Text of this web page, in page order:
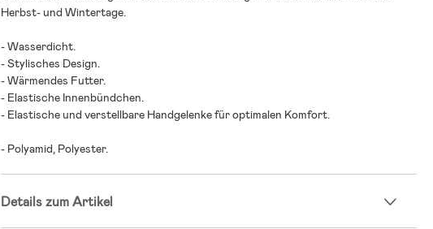
Herbst- und Wintertage.
- Wasserdicht.
- Stylisches Design.
- Wärmendes Futter.
- Elastische Innenbündchen.
- Elastische und verstellbare Handgelenke für optimalen Komfort.
- Polyamid, Polyester.
Details zum Artikel